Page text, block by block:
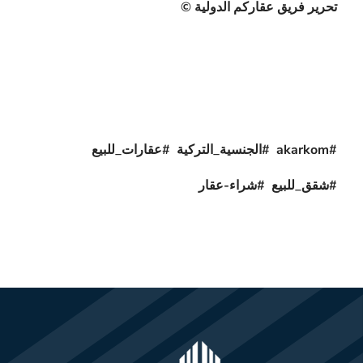
تحرير فريق عقاركم الدولية ©
#akarkom #الجنسية_التركية #عقارات_للبيع
#شقق_للبيع #شراء-عقار